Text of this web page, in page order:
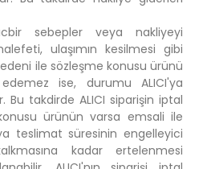
sebepler veya nakliyeyi
ulaşımın kesilmesi gibi
ile sözleşme konusu ürünü
ise, durumu ALICI'ya
Bu takdirde ALICI siparişin iptal
ürünün varsa emsali ile
teslimat süresinin engelleyici
kadar ertelenmesi